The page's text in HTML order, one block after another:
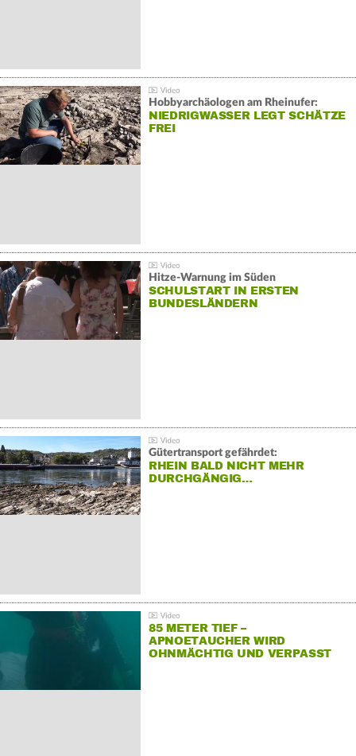
Hobbyarchäologen am Rheinufer:
NIEDRIGWASSER LEGT SCHÄTZE
FREI
Hitze-Warnung im Süden
SCHULSTART IN ERSTEN
BUNDESLÄNDERN
Gütertransport gefährdet:
RHEIN BALD NICHT MEHR
DURCHGÄNGIG…
85 METER TIEF –
APNOETAUCHER WIRD
OHNMÄCHTIG UND VERPASST